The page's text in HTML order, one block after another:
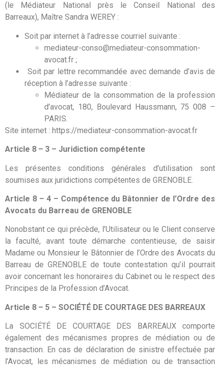
(le Médiateur National près le Conseil National des
Barreaux), Maître Sandra WEREY :
Soit par internet à l’adresse courriel suivante :
mediateur-conso@mediateur-consommation-
avocat.fr ;
Soit par lettre recommandée avec demande d’avis de
réception à l’adresse suivante :
Médiateur de la consommation de la profession
d’avocat, 180, Boulevard Haussmann, 75 008 –
PARIS.
Site internet : https://mediateur-consommation-avocat.fr
Article 8 – 3 – Juridiction compétente
Les présentes conditions générales d’utilisation sont
soumises aux juridictions compétentes de GRENOBLE.
Article 8 – 4 – Compétence du Bâtonnier de l’Ordre des
Avocats du Barreau de GRENOBLE
Nonobstant ce qui précède, l’Utilisateur ou le Client conserve
la faculté, avant toute démarche contentieuse, de saisir
Madame ou Monsieur le Bâtonnier de l’Ordre des Avocats du
Barreau de GRENOBLE de toute contestation qu’il pourrait
avoir concernant les honoraires du Cabinet ou le respect des
Principes de la Profession d’Avocat.
Article 8 – 5 – SOCIÉTÉ DE COURTAGE DES BARREAUX
La SOCIÉTÉ DE COURTAGE DES BARREAUX comporte
également des mécanismes propres de médiation ou de
transaction. En cas de déclaration de sinistre effectuée par
l’Avocat, les mécanismes de médiation ou de transaction